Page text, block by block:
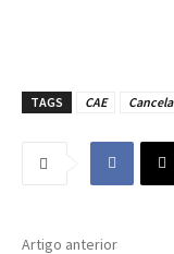
TAGS CAE
Artigo anterior